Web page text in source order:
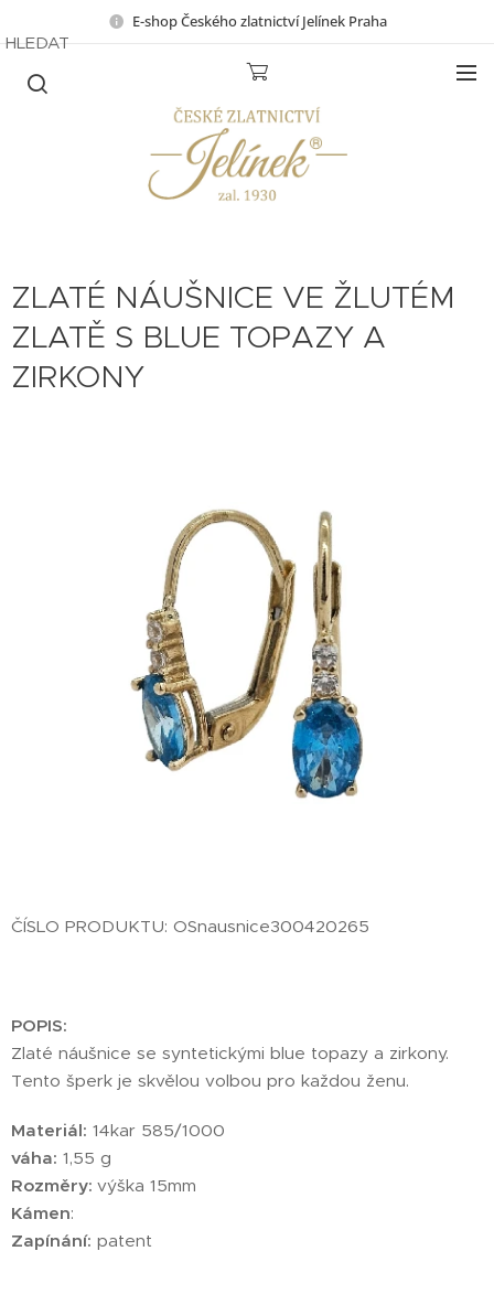
E-shop Českého zlatnictví Jelínek Praha
HLEDAT
ZLATÉ NÁUŠNICE VE ŽLUTÉM
ZLATĚ S BLUE TOPAZY A
ZIRKONY
ČÍSLO PRODUKTU: OSnausnice300420265
POPIS:
Zlaté náušnice se syntetickými blue topazy a zirkony.
Tento šperk je skvělou volbou pro každou ženu.
Materiál: 14kar 585/1000
váha: 1,55 g
Rozměry: výška 15mm
Kámen:
Zapínání: patent